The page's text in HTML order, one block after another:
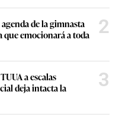
de la gimnasta
que emocionará a toda
2
a escalas
deja intacta la
3